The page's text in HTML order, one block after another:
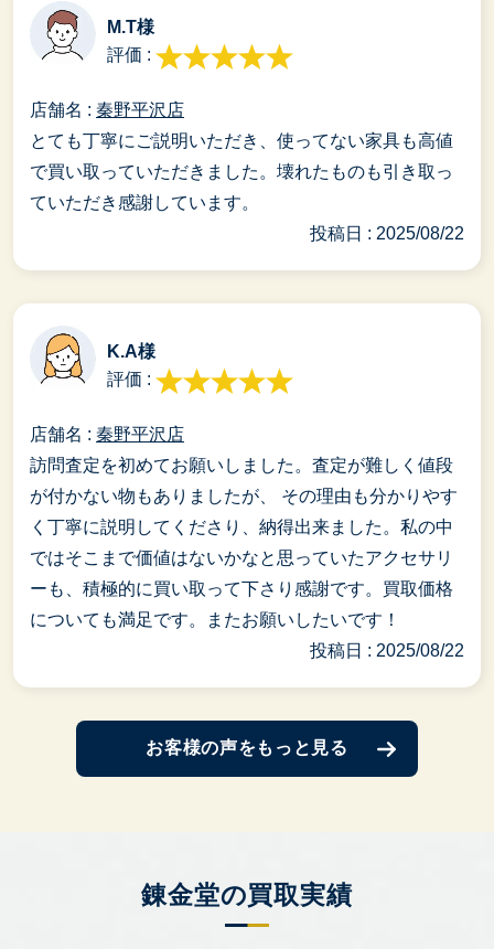
M.T様
評価 :
店舗名 : 秦野平沢店
とても丁寧にご説明いただき、使ってない家具も高値
で買い取っていただきました。壊れたものも引き取っ
ていただき感謝しています。
投稿日 : 2025/08/22
K.A様
評価 :
店舗名 : 秦野平沢店
訪問査定を初めてお願いしました。査定が難しく値段
が付かない物もありましたが、 その理由も分かりやす
く丁寧に説明してくださり、納得出来ました。私の中
ではそこまで価値はないかなと思っていたアクセサリ
ーも、積極的に買い取って下さり感謝です。買取価格
についても満足です。またお願いしたいです！
投稿日 : 2025/08/22
お客様の声をもっと見る
錬金堂の買取実績